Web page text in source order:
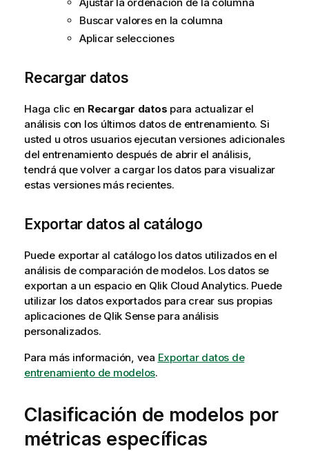
Buscar valores en la columna
Aplicar selecciones
Recargar datos
Haga clic en Recargar datos para actualizar el
análisis con los últimos datos de entrenamiento. Si
usted u otros usuarios ejecutan versiones adicionales
del entrenamiento después de abrir el análisis,
tendrá que volver a cargar los datos para visualizar
estas versiones más recientes.
Exportar datos al catálogo
Puede exportar al catálogolos datos utilizados en el
análisis de comparación de modelos. Los datos se
exportan a un espacio en Qlik Cloud Analytics. Puede
utilizar los datos exportados para crear sus propias
aplicaciones de Qlik Sensepara análisis
personalizados.
Para más información, vea Exportar datos de
entrenamiento de modelos.
Clasificación de modelos por
métricas específicas